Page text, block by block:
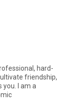
hard-
friendship,
you. I am a